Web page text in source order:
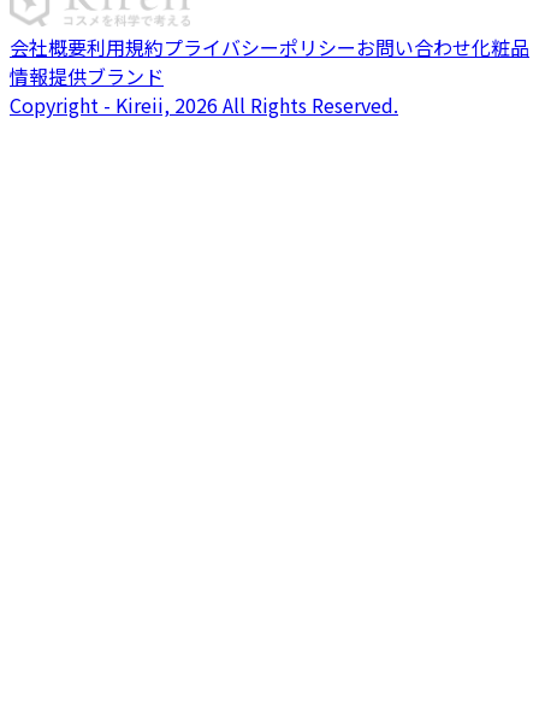
会社概要利用規約プライバシーポリシーお問い合わせ化粧品
情報提供ブランド
Copyright - Kireii, 2026 All Rights Reserved.